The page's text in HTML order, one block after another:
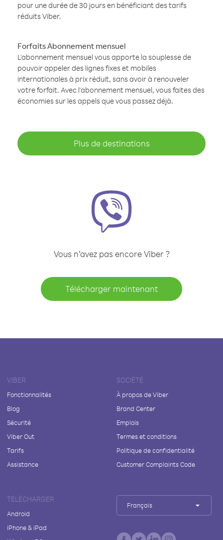
pour une durée de 30 jours en bénéficiant des tarifs
réduits Viber.
Forfaits Abonnement mensuel
L'abonnement mensuel vous apporte la souplesse de
pouvoir appeler des lignes fixes et mobiles
internationales à prix réduit, sans avoir à renouveler
votre forfait. Avec l'abonnement mensuel, vous faites des
économies sur les appels que vous passez déjà.
Plus de destinations
Vous n’avez pas encore Viber ?
Télécharger maintenant
VIBER
Fonctionnalités
Blog
Sécurité
Viber Out
Tarifs
Assistance
SOCIÉTÉ
À propos de Viber
Brand Center
Emplois
Termes et conditions
Politique de confidentialité
Customer Complaints Code
TÉLÉCHARGER
Android
iPhone & iPad
Français